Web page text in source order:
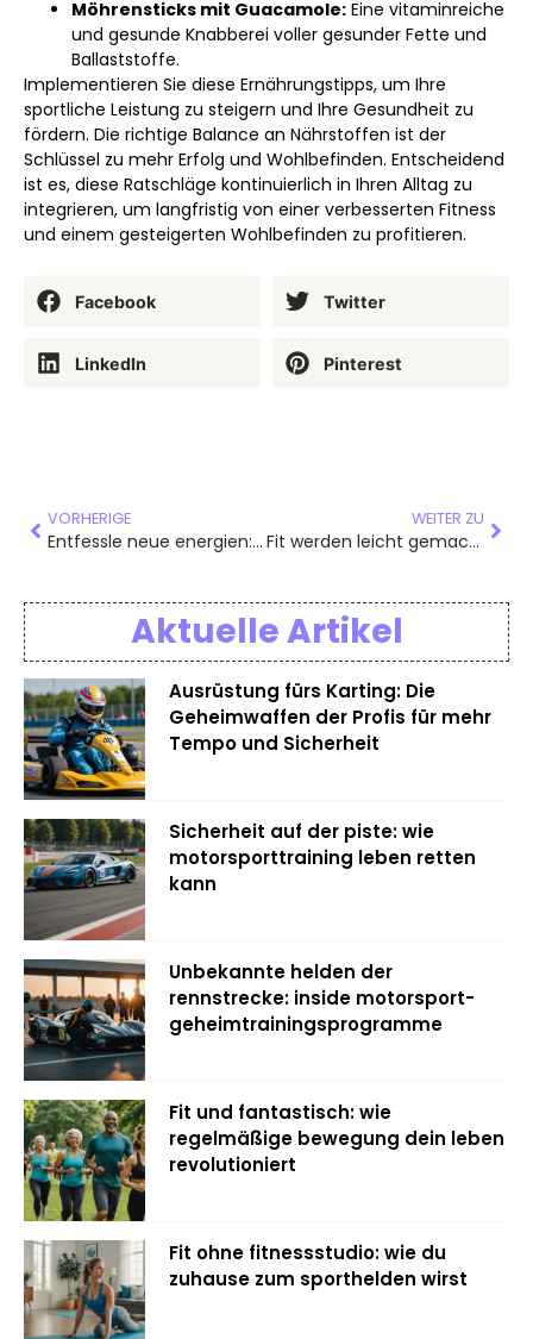
Möhrensticks mit Guacamole: Eine vitaminreiche
und gesunde Knabberei voller gesunder Fette und
Ballaststoffe.
Implementieren Sie diese Ernährungstipps, um Ihre
sportliche Leistung zu steigern und Ihre Gesundheit zu
fördern. Die richtige Balance an Nährstoffen ist der
Schlüssel zu mehr Erfolg und Wohlbefinden. Entscheidend
ist es, diese Ratschläge kontinuierlich in Ihren Alltag zu
integrieren, um langfristig von einer verbesserten Fitness
und einem gesteigerten Wohlbefinden zu profitieren.
Facebook Twitter
LinkedIn Pinterest
VORHERIGE
Entfessle neue energien: dein überraschender weg zu besserer fitness!
WEITER ZU
Fit werden leicht gemacht: überraschend effektive Methoden für Sportanfänger
Aktuelle Artikel
Ausrüstung fürs Karting: Die
Geheimwaffen der Profis für mehr
Tempo und Sicherheit
Sicherheit auf der piste: wie
motorsporttraining leben retten
kann
Unbekannte helden der
rennstrecke: inside motorsport-
geheimtrainingsprogramme
Fit und fantastisch: wie
regelmäßige bewegung dein leben
revolutioniert
Fit ohne fitnessstudio: wie du
zuhause zum sporthelden wirst